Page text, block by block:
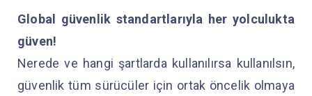
Global güvenlik standartlarıyla her yolculukta
güven!
Nerede ve hangi şartlarda kullanılırsa kullanılsın,
güvenlik tüm sürücüler için ortak öncelik olmaya